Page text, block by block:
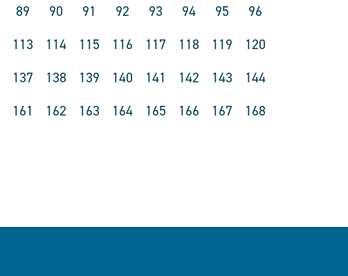
89 90 91 92 93 94 95
96
113 114 115 116 117 118 119
120
137 138 139 140 141 142 143
144
161 162 163 164 165 166 167
168